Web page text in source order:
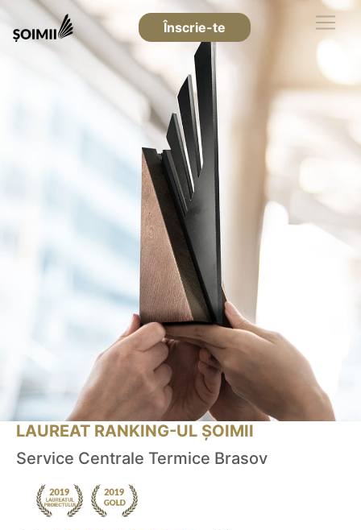
Înscrie-te
LAUREAT RANKING-UL ȘOIMII
Service Centrale Termice Brasov